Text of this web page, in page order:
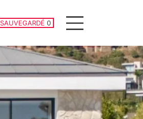
SAUVEGARDÉ 0
PROPRIÉTÉS SAUVEGARDÉES
Menu